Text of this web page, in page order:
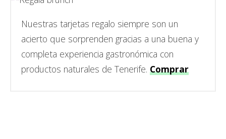
Nuestras tarjetas regalo siempre son un
acierto que sorprenden gracias a una buena y
completa experiencia gastronómica con
productos naturales de Tenerife. Comprar